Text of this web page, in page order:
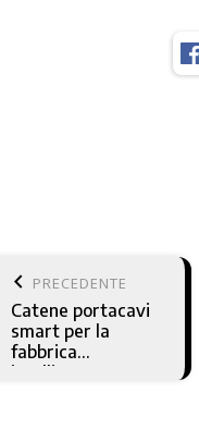
keyboard_arrow_left PRECEDENTE
Catene portacavi
smart per la
fabbrica
intelligente